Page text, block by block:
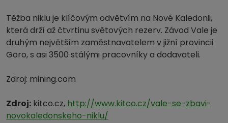
Těžba niklu je klíčovým odvětvím na Nové Kaledonii,
která drží až čtvrtinu světových rezerv. Závod Vale je
druhým největším zaměstnavatelem v jižní provincii
Goro, s asi 3500 stálými pracovníky a dodavateli.
Zdroj: mining.com
Zdroj: kitco.cz, http://www.kitco.cz/vale-se-zbavi-
novokaledonskeho-niklu/